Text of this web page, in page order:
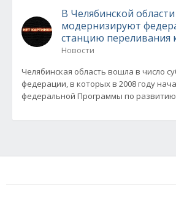
В Челябинской области
модернизируют
станцию переливания
Новости
Челябинская область вошла в число
федерации, в которых в 2008 году
федеральной Программы по развитию